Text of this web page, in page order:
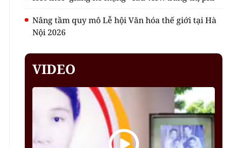
Nâng tầm quy mô Lễ hội Văn hóa thế giới tại Hà
Nội 2026
VIDEO